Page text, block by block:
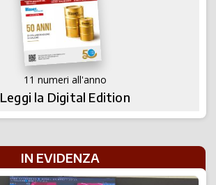
11 numeri all'anno
Leggi la Digital Edition
IN EVIDENZA